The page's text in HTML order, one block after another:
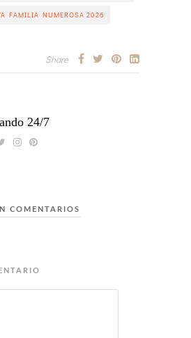
FAMILIA NUMEROSA 2026
Share
24/7
COMENTARIOS